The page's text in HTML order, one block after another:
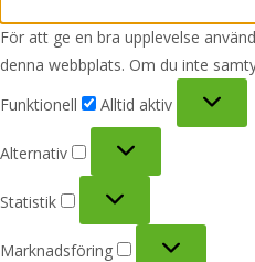
För att ge en bra upplevelse
denna webbplats. Om du inte
Funktionell
Alltid aktiv
Alternativ
Alternativ
Statistik
Statistik
Marknadsföring
Marknadsföring